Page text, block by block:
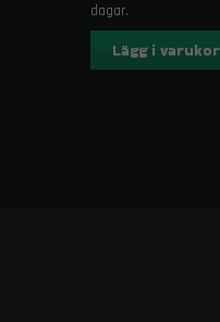
dagar.
Lägg i